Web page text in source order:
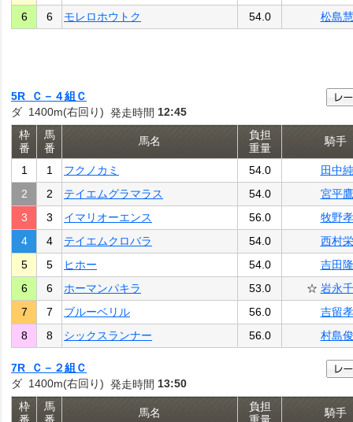
6
6 モレロホウトク 54.0 松島慧
5R Ｃ－４組Ｃ
ダ 1400m(右回り) 発走時間 12:45
枠
番
馬
番
馬名
負担
重量
騎手
1 1 フクノカミ 54.0
田中純
2
2 テイエムグラマラス 54.0
宮平鷹
3
3 イマリオーエンス 56.0
牧野孝
4
4 テイエムクロバラ 54.0
西村栄
5
5 ヒホー 54.0
吉田隆
6
6 ホーマンパキラ 53.0 ☆ 岩永千
7
7 ブルーベリル 56.0
吉留孝
8
8 シックスランナー 56.0 村島俊
7R Ｃ－２組Ｃ
ダ 1400m(右回り) 発走時間 13:50
枠
馬
馬名
負担
騎手